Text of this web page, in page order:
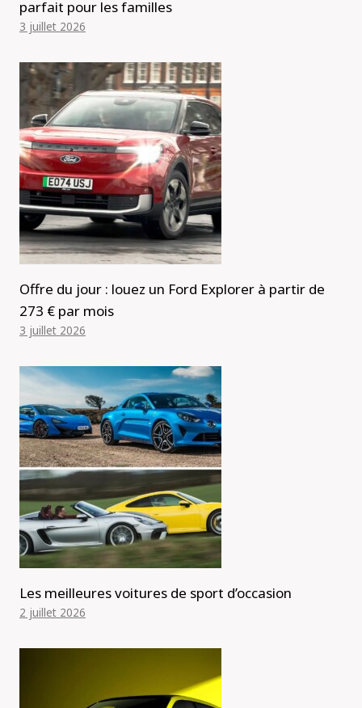
parfait pour les familles
3 juillet 2026
Offre du jour : louez un Ford Explorer à partir de
273 € par mois
3 juillet 2026
Les meilleures voitures de sport d’occasion
2 juillet 2026